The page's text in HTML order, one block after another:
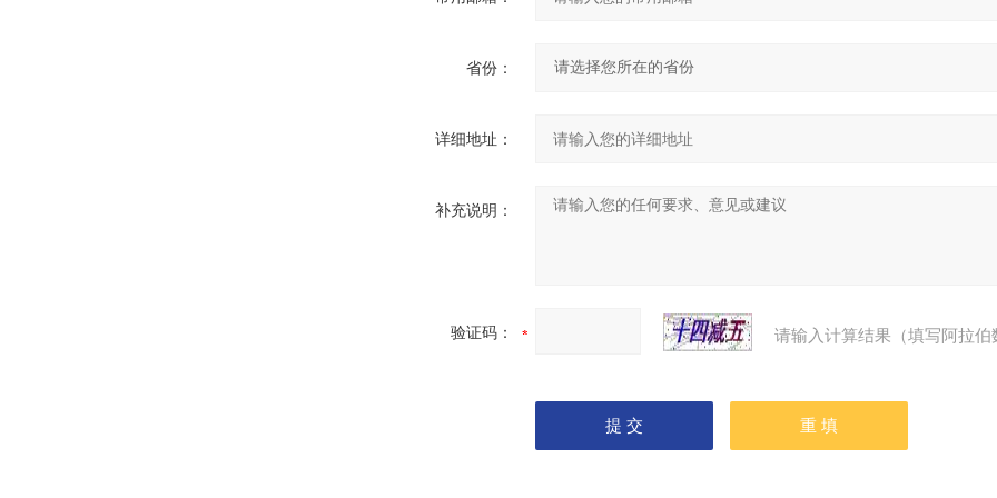
省份：
详细地址：
补充说明：
验证码： 请输入计算结果（填写阿拉